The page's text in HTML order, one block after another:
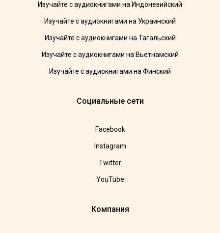
Изучайте с аудиокнигами на Индонезийский
Изучайте с аудиокнигами на Украинский
Изучайте с аудиокнигами на Тагальский
Изучайте с аудиокнигами на Вьетнамский
Изучайте с аудиокнигами на Финский
Социальные сети
Facebook
Instagram
Twitter
YouTube
Компания